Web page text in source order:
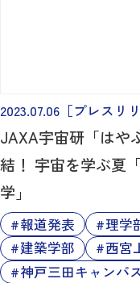
2023.07.06 ［プレスリ
JAXA宇宙研「はや
結！ 宇宙を学ぶ夏「タッチダウン to 関西学院大
学」
報道発表 理学
建築学部
西宮
神戸三田キャンパ